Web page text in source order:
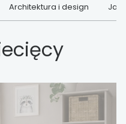
Architektura i design Jak